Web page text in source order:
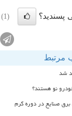
پسندید؟ (1)
مرتبط
شد
نو هستند؟